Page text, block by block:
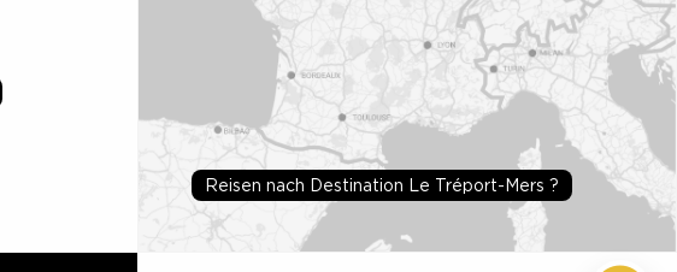
Reisen nach Destination Le Tréport-Mers ?